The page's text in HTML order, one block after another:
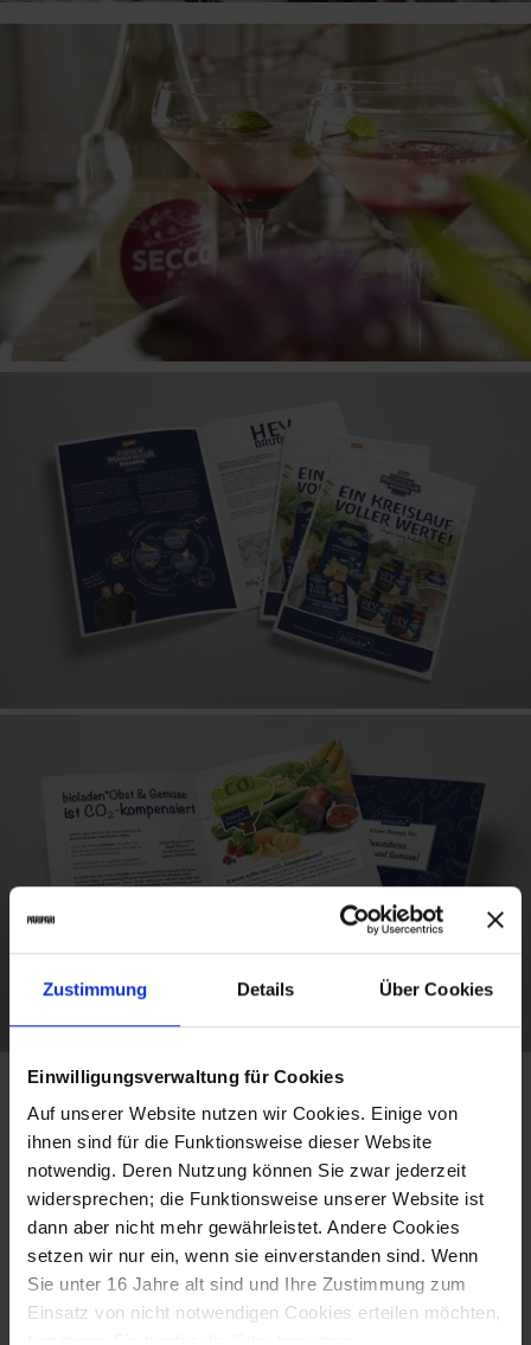
Zustimmung Details Über Cookies
Einwilligungsverwaltung für Cookies
Auf unserer Website nutzen wir Cookies. Einige von
ihnen sind für die Funktionsweise dieser Website
notwendig. Deren Nutzung können Sie zwar jederzeit
widersprechen; die Funktionsweise unserer Website ist
dann aber nicht mehr gewährleistet. Andere Cookies
setzen wir nur ein, wenn sie einverstanden sind. Wenn
Sie unter 16 Jahre alt sind und Ihre Zustimmung zum
Einsatz von nicht notwendigen Cookies erteilen möchten,
KOMMUNIKATION IN ALLEN KANÄLEN
Neben dem Produktdesign kümmern wir uns um die
gesamte Markenkommunikation –
Informationskampagnen zu nachhaltigen Themen, einen
jährlichen Produktkatalog und Medien zur
Markteinführung. Wir kümmern uns außerdem um den